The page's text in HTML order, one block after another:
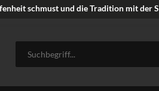
schmust und die Tradition mit der